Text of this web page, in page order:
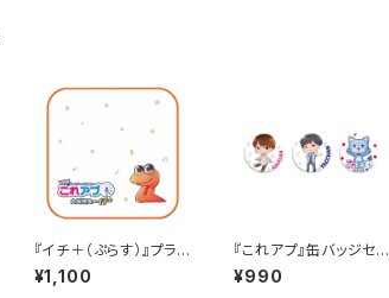
『イチ＋（ぷらす）』プラや
んミニタオル
¥1,100
『これアプ』缶バッジセッ
ト
¥990